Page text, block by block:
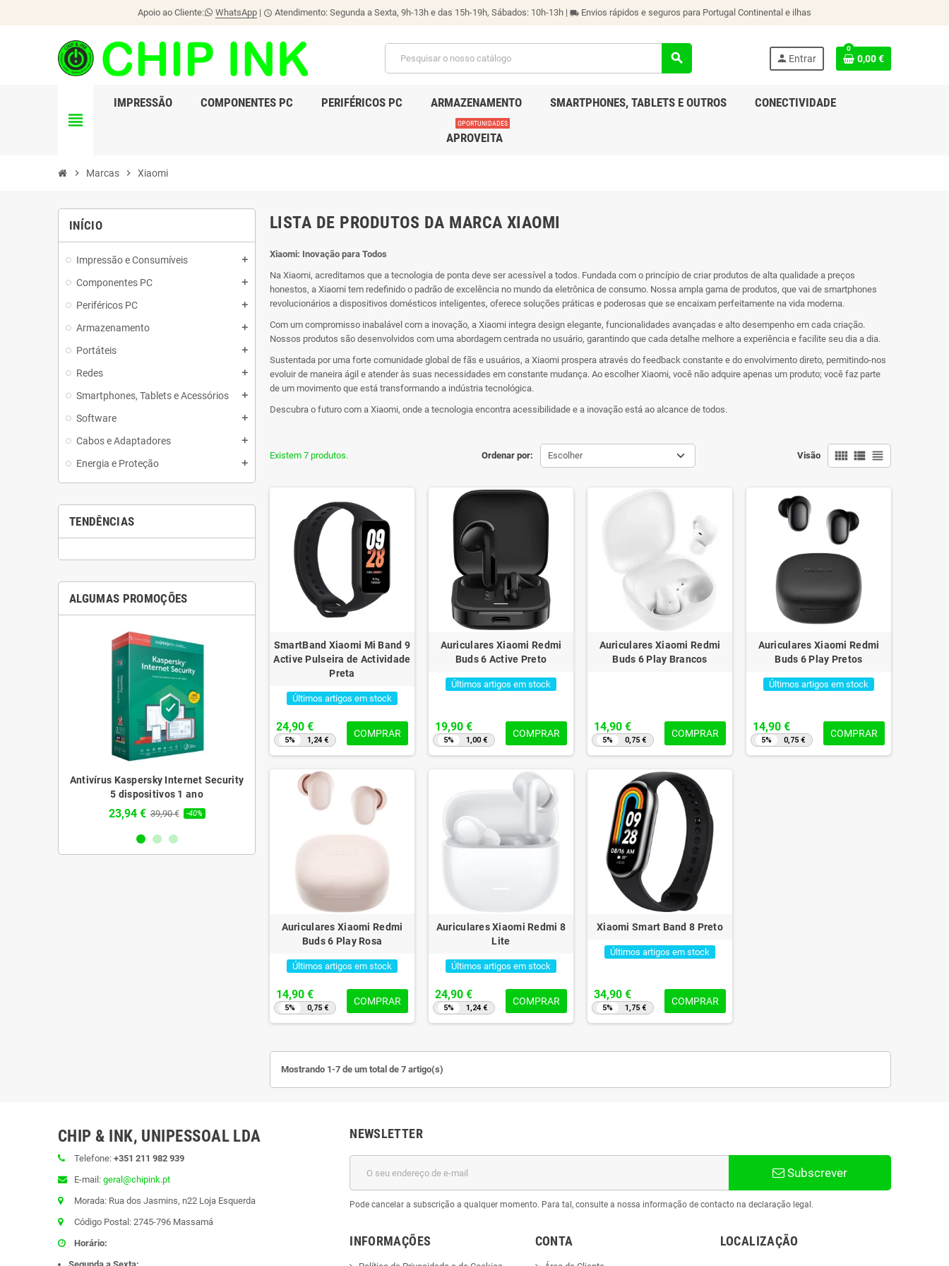
Apoio ao Cliente: WhatsApp | schedule Atendimento: Segunda a Sexta, 9h-13h e das 15h-19h, Sábados: 10h-13h | local_shipping Envios rápidos e seguros para Portugal Continental e ilhas
search person Entrar
0
0,00 €
view_headline
IMPRESSÃO COMPONENTES PC PERIFÉRICOS PC ARMAZENAMENTO SMARTPHONES, TABLETS E OUTROS CONECTIVIDADE
APROVEITA
OPORTUNIDADES
chevron_right Marcas chevron_right Xiaomi
INÍCIO
Impressão e Consumíveis add
Componentes PC add
Periféricos PC add
Armazenamento add
Portáteis add
Redes add
Smartphones, Tablets e Acessórios add
Software add
Cabos e Adaptadores add
Energia e Proteção add
TENDÊNCIAS
ALGUMAS PROMOÇÕES
Antivírus Kaspersky Internet Security
5 dispositivos 1 ano
23,94 € 39,90 € -40%
Antivírus Kaspersky Plus 10
Dispositivos 1 Ano
62,64 € 109,90 € -43%
Antivírus Kaspersky Plus 3
Dispositivo 1 ano
39,84 € -43%
Antivírus Kaspersky Internet Security
5 dispositivos 1 ano
23,94 € 39,90 € -40%
LISTA DE PRODUTOS DA MARCA XIAOMI
Xiaomi: Inovação para Todos
Na Xiaomi, acreditamos que a tecnologia de ponta deve ser acessível a todos. Fundada com o princípio de criar produtos de alta qualidade a preços
honestos, a Xiaomi tem redefinido o padrão de excelência no mundo da eletrônica de consumo. Nossa ampla gama de produtos, que vai de smartphones
revolucionários a dispositivos domésticos inteligentes, oferece soluções práticas e poderosas que se encaixam perfeitamente na vida moderna.
Com um compromisso inabalável com a inovação, a Xiaomi integra design elegante, funcionalidades avançadas e alto desempenho em cada criação.
Nossos produtos são desenvolvidos com uma abordagem centrada no usuário, garantindo que cada detalhe melhore a experiência e facilite seu dia a dia.
Sustentada por uma forte comunidade global de fãs e usuários, a Xiaomi prospera através do feedback constante e do envolvimento direto, permitindo-nos
evoluir de maneira ágil e atender às suas necessidades em constante mudança. Ao escolher Xiaomi, você não adquire apenas um produto; você faz parte
de um movimento que está transformando a indústria tecnológica.
Descubra o futuro com a Xiaomi, onde a tecnologia encontra acessibilidade e a inovação está ao alcance de todos.
Ordenar por: Escolher Visão view_comfy view_list view_headline
Existem 7 produtos.
SmartBand Xiaomi Mi Band 9
Active Pulseira de Actividade
Preta
Últimos artigos em stock
24,90 €
5% 1,24 €
COMPRAR
Auriculares Xiaomi Redmi
Buds 6 Active Preto
Últimos artigos em stock
19,90 €
5% 1,00 €
COMPRAR
Auriculares Xiaomi Redmi
Buds 6 Play Brancos
14,90 €
5% 0,75 €
COMPRAR
Auriculares Xiaomi Redmi
Buds 6 Play Pretos
Últimos artigos em stock
14,90 €
5% 0,75 €
COMPRAR
Auriculares Xiaomi Redmi
Buds 6 Play Rosa
Últimos artigos em stock
14,90 €
5% 0,75 €
COMPRAR
Auriculares Xiaomi Redmi 8
Lite
Últimos artigos em stock
24,90 €
5% 1,24 €
COMPRAR
Xiaomi Smart Band 8 Preto
Últimos artigos em stock
34,90 €
5% 1,75 €
COMPRAR
Mostrando 1-7 de um total de 7 artigo(s)
CHIP & INK, UNIPESSOAL LDA
Telefone: +351 211 982 939
E-mail: geral@chipink.pt
Morada: Rua dos Jasmins, n22 Loja Esquerda
Código Postal: 2745-796 Massamá
Horário:
NEWSLETTER
Subscrever
Pode cancelar a subscrição a qualquer momento. Para tal, consulte a nossa informação de contacto na declaração legal.
INFORMAÇÕES CONTA LOCALIZAÇÃO